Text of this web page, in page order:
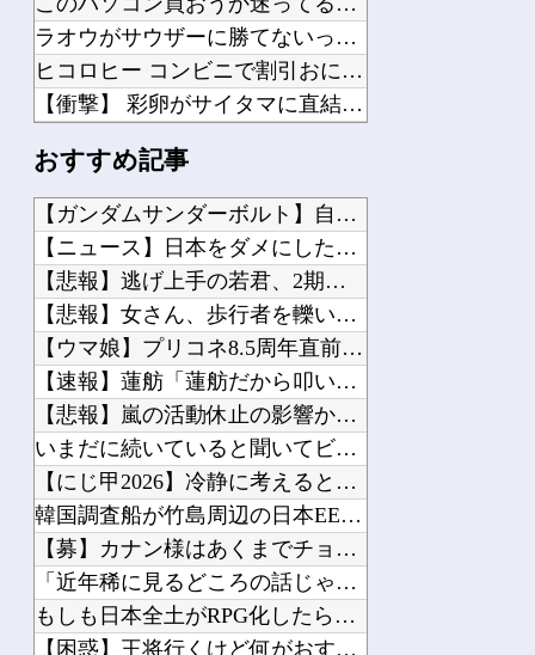
ラオウがサウザーに勝てないって信じられないんだが…
ヒコロヒー コンビニで割引おにぎりは〝絶対買わない〟理由
【衝撃】 彩卵がサイタマに直結する伏線が発見されてしまうｗｗｗ
【ウルトラマン】 中国のファンが作ったウルトラ問題児一覧ｗｗｗｗｗ
【ナイトレイン】 装備付帯おごりまくっても一切お返しや協力する気がないプレイヤー...
【ダークギャザリング】 人格者たちか？
【超悲報】 ”イカ”フロー状態”タコ”は対象外
【エヴァンゲリオン】 ロボ道「エヴァンゲリオン弐号機（TVシリーズVer.）」ア...
メトロイドプライム4 新品が2999円に…
Powered by livedoor 相互RSS
おすすめ記事
【ガンダムサンダーボルト】自分から手足を切り落すなんて…他
【ニュース】日本をダメにした総理大臣、ワースト１位が同点でこ...
【悲報】逃げ上手の若君、2期放映中なのに全く話題にならない他
【悲報】女さん、歩行者を轢いた挙句、道路に倒れてどえらいこと...
【ウマ娘】プリコネ8.5周年直前生放送にて、プリコネ×ウマ娘...
【速報】蓮舫「蓮舫だから叩いて良いという報道」 ネット「高市...
【悲報】嵐の活動休止の影響か…相葉雅紀のレコメンが9月いっぱ...
いまだに続いていると聞いてビビる漫画「ながされて藍蘭島」「咲...
【にじ甲2026】冷静に考えるとなんだこのえっっっな格好は…...
韓国調査船が竹島周辺の日本EEZ内で調査か、ワイヤのようなも...
【募】カナン様はあくまでチョロいでエッチしたいキャラ【画像】...
「近年稀に見るどころの話じゃないぞ」と台風15号の予想進路に...
もしも日本全土がRPG化したらを考えるスレ他
【困惑】王将行くけど何がおすすめ？ｗｗｗｗｗｗｗｗｗｗ他